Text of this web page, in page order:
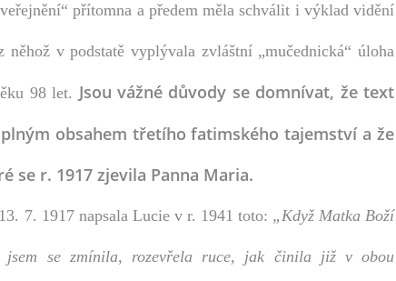
přítomna a předem měla schválit i výklad vidění
v podstatě vyplývala zvláštní „mučednická“ úloha
98 let. Jsou vážné důvody se domnívat, že text
obsahem třetího fatimského tajemství a že
se r. 1917 zjevila Panna Maria.
7. 1917 napsala Lucie v r. 1941 toto: „Když Matka Boží
jsem se zmínila, rozevřela ruce, jak činila již v obou